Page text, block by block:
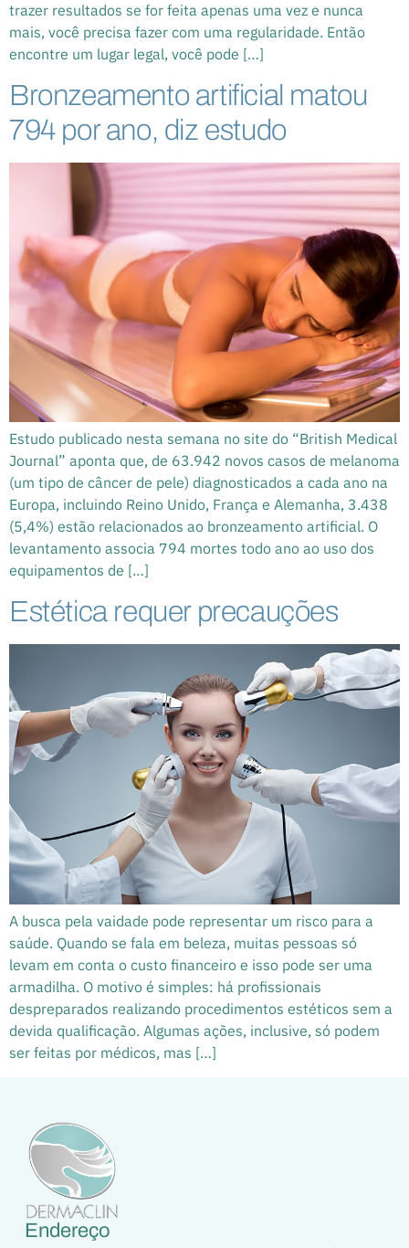
trazer resultados se for feita apenas uma vez e nunca
mais, você precisa fazer com uma regularidade. Então
encontre um lugar legal, você pode […]
Bronzeamento artificial matou
794 por ano, diz estudo
Estudo publicado nesta semana no site do “British Medical
Journal” aponta que, de 63.942 novos casos de melanoma
(um tipo de câncer de pele) diagnosticados a cada ano na
Europa, incluindo Reino Unido, França e Alemanha, 3.438
(5,4%) estão relacionados ao bronzeamento artificial. O
levantamento associa 794 mortes todo ano ao uso dos
equipamentos de […]
Estética requer precauções
A busca pela vaidade pode representar um risco para a
saúde. Quando se fala em beleza, muitas pessoas só
levam em conta o custo financeiro e isso pode ser uma
armadilha. O motivo é simples: há profissionais
despreparados realizando procedimentos estéticos sem a
devida qualificação. Algumas ações, inclusive, só podem
ser feitas por médicos, mas […]
Endereço